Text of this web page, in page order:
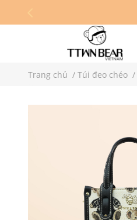
Trang chủ / Túi đeo chéo /